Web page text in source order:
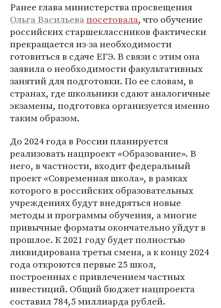
Ранее глава министерства просвещения
Ольга Васильевапосетовала, что обучение
российских старшеклассников фактически
прекращается из-за необходимости
готовиться в сдаче ЕГЭ. В связи с этим она
заявила о необходимости факультативных
занятий для подготовки. По ее словам, в
странах, где школьники сдают аналогичные
экзамены, подготовка организуется именно
таким образом.
До 2024 года в России планируется
реализовать нацпроект «Образование». В
него, в частности, входит федеральный
проект «Современная школа», в рамках
которого в российских образовательных
учреждениях будут внедряться новые
методы и программы обучения, а многие
привычные форматы окончательно уйдут в
прошлое. К 2021 году будет полностью
ликвидирована третья смена, а к концу 2024
года откроются первые 25 школ,
построенных с привлечением частных
инвестиций. Общий бюджет нацпроекта
составил 784,5 миллиарда рублей.